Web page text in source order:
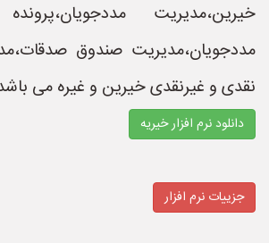
خیرین،مدیریت
مددجویان،مدیریت صندوق
نقدی و غیرنقدی خیرین و غیره می
دانلود نرم افزار خیریه
جزییات نرم افزار